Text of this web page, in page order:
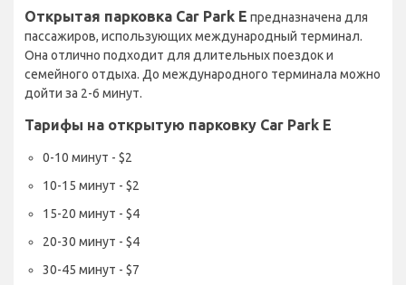
Открытая парковка Car Park E предназначена для
пассажиров, использующих международный терминал.
Она отлично подходит для длительных поездок и
семейного отдыха. До международного терминала можно
дойти за 2-6 минут.
Тарифы на открытую парковку Car Park E
0-10 минут - $2
10-15 минут - $2
15-20 минут - $4
20-30 минут - $4
30-45 минут - $7